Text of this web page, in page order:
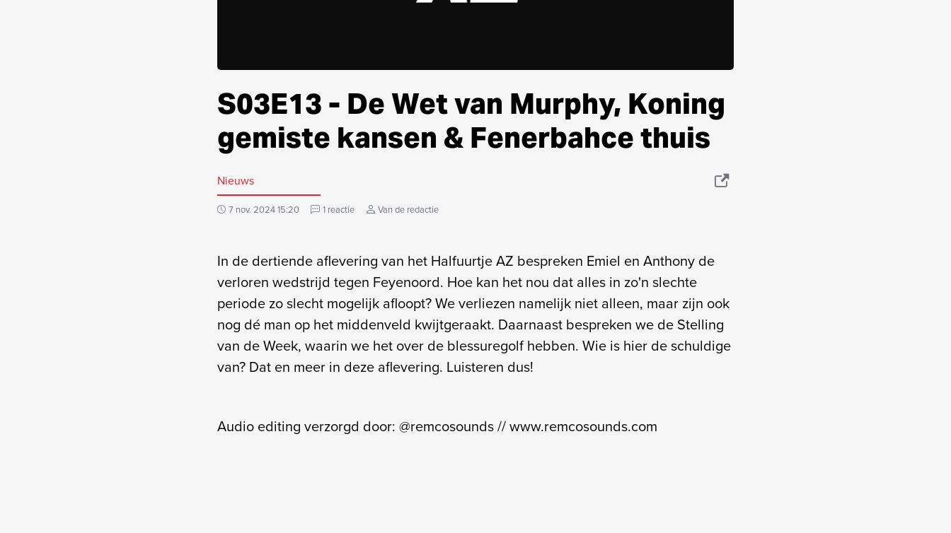
S03E13 - De Wet van Murphy, Koning
gemiste kansen & Fenerbahce thuis
Nieuws
7 nov. 2024 15:20 1 reactie Van de redactie
In de dertiende aflevering van het Halfuurtje AZ bespreken Emiel en Anthony de
verloren wedstrijd tegen Feyenoord. Hoe kan het nou dat alles in zo'n slechte
periode zo slecht mogelijk afloopt? We verliezen namelijk niet alleen, maar zijn ook
nog dé man op het middenveld kwijtgeraakt. Daarnaast bespreken we de Stelling
van de Week, waarin we het over de blessuregolf hebben. Wie is hier de schuldige
van? Dat en meer in deze aflevering. Luisteren dus!
Audio editing verzorgd door: @remcosounds // www.remcosounds.com